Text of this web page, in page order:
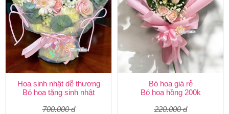
Hoa sinh nhật dễ thương
Bó hoa tặng sinh nhật
700.000 đ
Bó hoa giá rẻ
Bó hoa hồng 200k
220.000 đ